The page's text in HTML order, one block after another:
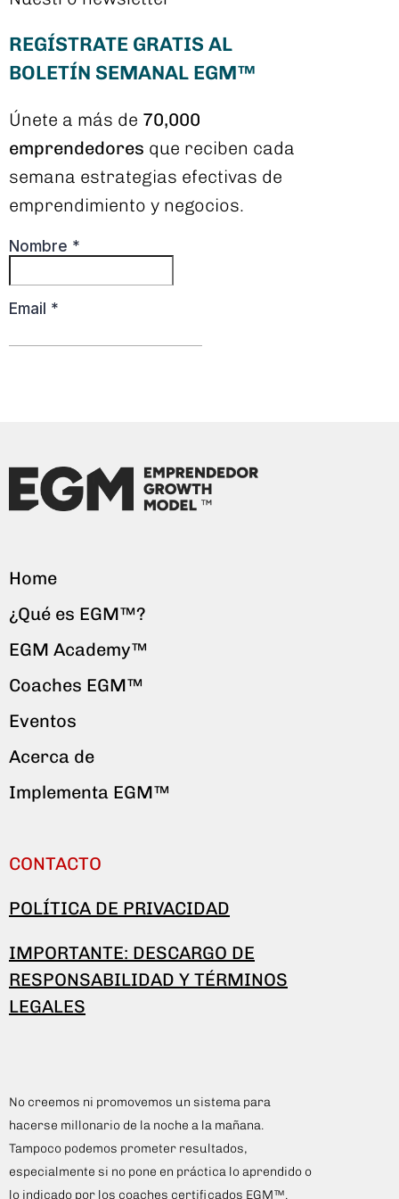
REGÍSTRATE GRATIS AL
BOLETÍN SEMANAL EGM™
Únete a más de 70,000
emprendedores que reciben cada
semana estrategias efectivas de
emprendimiento y negocios.
CONTACTO
POLÍTICA DE PRIVACIDAD
IMPORTANTE: DESCARGO DE
RESPONSABILIDAD Y TÉRMINOS
LEGALES
Home
¿Qué es EGM™?
EGM Academy™
Coaches EGM™
Eventos
Acerca de
Implementa EGM™
No creemos ni promovemos un sistema para
hacerse millonario de la noche a la mañana.
Tampoco podemos prometer resultados,
especialmente si no pone en práctica lo aprendido o
lo indicado por los coaches certificados EGM™.